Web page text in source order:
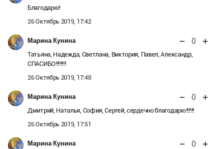
Благодарю!
26 Октябрь 2019, 17:42
Марина Кунина 0
Татьяна, Надежда, Светлана, Виктория, Павел, Александр,
СПАСИБО!!!!!!!!
26 Октябрь 2019, 17:48
Марина Кунина 0
Дмитрий, Наталья, София, Сергей, сердечно благодарю!!!!!!
26 Октябрь 2019, 17:51
Марина Кунина 0